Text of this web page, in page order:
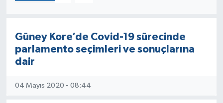
Güney Kore’de Covid-19 sürecinde
parlamento seçimleri ve sonuçlarına
dair
04 Mayıs 2020 - 08:44
Son Dakika Haberleri
Haber Arşivi